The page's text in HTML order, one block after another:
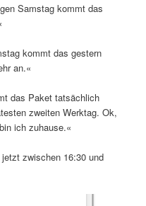
Samstag kommt das
kommt das gestern
an.«
das Paket tatsächlich
zweiten Werktag. Ok,
ich zuhause.«
zwischen 16:30 und